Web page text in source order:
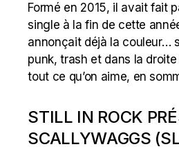
Formé en 2015, il avait fait
single à la fin de cette
annonçait déjà la couleur…
punk, trash et dans la
tout ce qu’on aime, en
STILL IN ROCK
SCALLYWAGGS